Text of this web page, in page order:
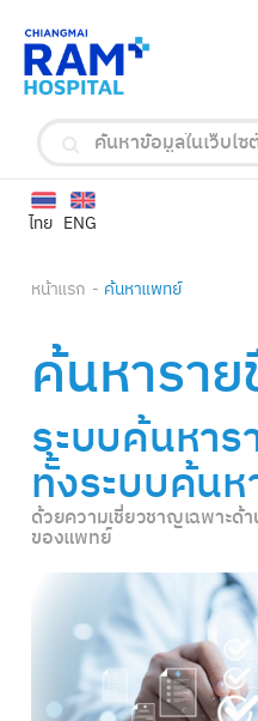
ENG
ไทย
หน้าแรก ค้นหาแพทย์
ค้นหารา
ระบบค้นหา
ทั้งระบบค้นห
ด้วยความเชี่ยวชาญเฉพาะด้
ของแพทย์